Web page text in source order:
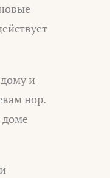
и
нор.
доме